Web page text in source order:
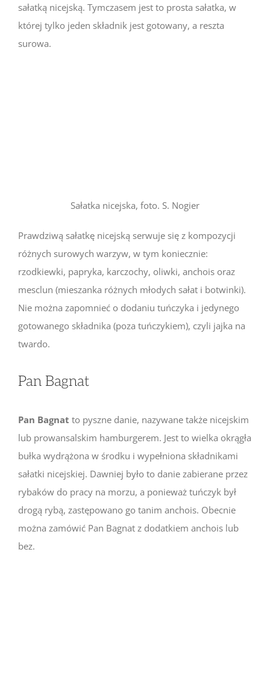
sałatką nicejską. Tymczasem jest to prosta sałatka, w
której tylko jeden składnik jest gotowany, a reszta
surowa.
Sałatka nicejska, foto. S. Nogier
Prawdziwą sałatkę nicejską serwuje się z kompozycji
różnych surowych warzyw, w tym koniecznie:
rzodkiewki, papryka, karczochy, oliwki, anchois oraz
mesclun (mieszanka różnych młodych sałat i botwinki).
Nie można zapomnieć o dodaniu tuńczyka i jedynego
gotowanego składnika (poza tuńczykiem), czyli jajka na
twardo.
Pan Bagnat
Pan Bagnat to pyszne danie, nazywane także nicejskim
lub prowansalskim hamburgerem. Jest to wielka okrągła
bułka wydrążona w środku i wypełniona składnikami
sałatki nicejskiej. Dawniej było to danie zabierane przez
rybaków do pracy na morzu, a ponieważ tuńczyk był
drogą rybą, zastępowano go tanim anchois. Obecnie
można zamówić Pan Bagnat z dodatkiem anchois lub
bez.